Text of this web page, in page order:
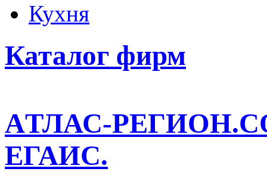
Кухня
Каталог фирм
AТЛАС-
ЕГАИС.